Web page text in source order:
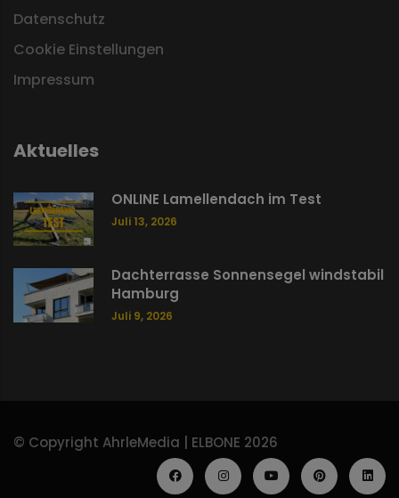
Datenschutz
Cookie Einstellungen
Impressum
Aktuelles
ONLINE Lamellendach im Test
Juli 13, 2026
Dachterrasse Sonnensegel windstabil
Hamburg
Juli 9, 2026
© Copyright AhrleMedia | ELBONE 2026